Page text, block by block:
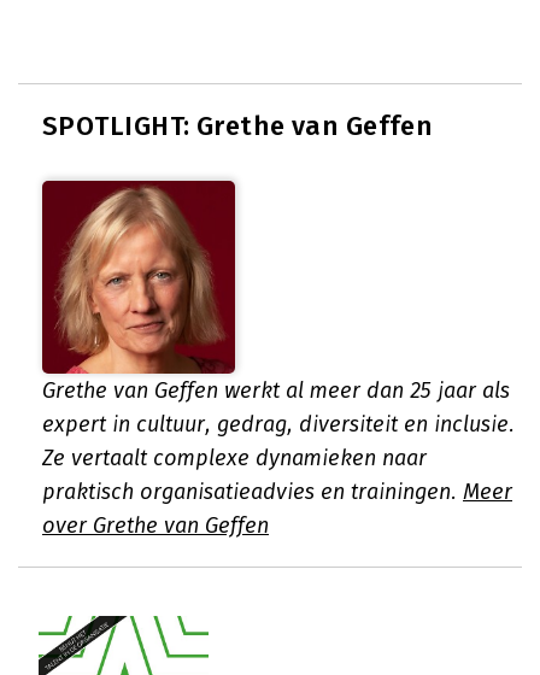
SPOTLIGHT: Grethe van Geffen
Grethe van Geffen werkt al meer dan 25 jaar als
expert in cultuur, gedrag, diversiteit en inclusie.
Ze vertaalt complexe dynamieken naar
praktisch organisatieadvies en trainingen. Meer
over Grethe van Geffen